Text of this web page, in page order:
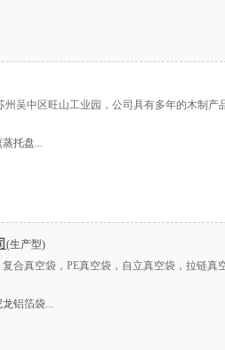
吴中区旺山工业园，公司具有多年的木制产
托盘...
(生产型)
合真空袋，PE真空袋，自立真空袋，拉链真
铝箔袋...